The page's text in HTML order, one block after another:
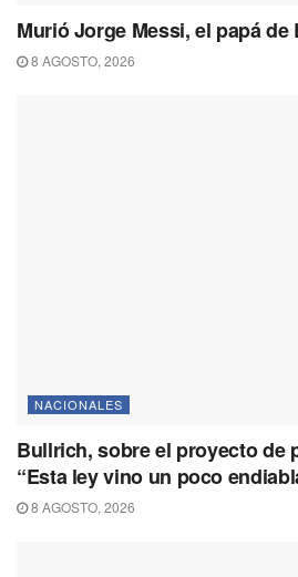
Murió Jorge Messi, el papá de
8 AGOSTO, 2026
NACIONALES
Bullrich, sobre el proyecto de
“Esta ley vino un poco
8 AGOSTO, 2026